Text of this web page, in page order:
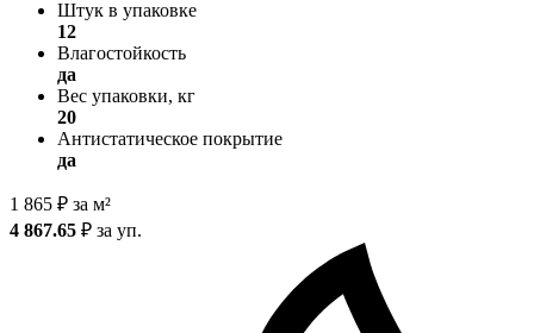
Штук в упаковке
12
Влагостойкость
да
Вес упаковки, кг
20
Антистатическое покрытие
да
1 865 ₽ за м²
4 867.65 ₽ за уп.